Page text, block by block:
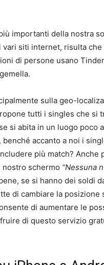
importanti della nostra
vari siti internet, risulta
di persone usano
sulla geo-
tutti i singles che si
si abita in un luogo poco
accanto a noi i
più match? Anche
nostro schermo “Nessuna
se si hanno dei soldi
di cambiare la posizione
di aumentare le
di questo servizio